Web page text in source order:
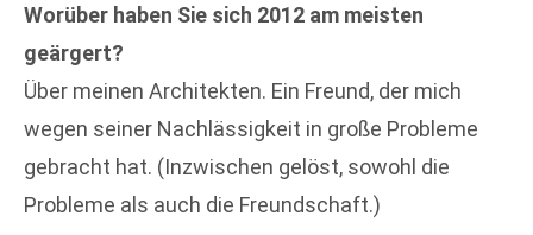
Worüber haben Sie sich 2012 am meisten
geärgert?
Über meinen Architekten. Ein Freund, der mich
wegen seiner Nachlässigkeit in große Probleme
gebracht hat. (Inzwischen gelöst, sowohl die
Probleme als auch die Freundschaft.)